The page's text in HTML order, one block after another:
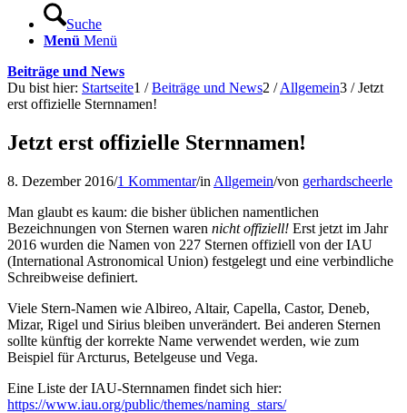
Suche
Menü Menü
Beiträge und News
Du bist hier: Startseite1 / Beiträge und News2 / Allgemein3 / Jetzt
erst offizielle Sternnamen!
Jetzt erst offizielle Sternnamen!
8. Dezember 2016/1 Kommentar/in Allgemein/von gerhardscheerle
Man glaubt es kaum: die bisher üblichen namentlichen
Bezeichnungen von Sternen waren nicht offiziell! Erst jetzt im Jahr
2016 wurden die Namen von 227 Sternen offiziell von der IAU
(International Astronomical Union) festgelegt und eine verbindliche
Schreibweise definiert.
Viele Stern-Namen wie Albireo, Altair, Capella, Castor, Deneb,
Mizar, Rigel und Sirius bleiben unverändert. Bei anderen Sternen
sollte künftig der korrekte Name verwendet werden, wie zum
Beispiel für Arcturus, Betelgeuse und Vega.
Eine Liste der IAU-Sternnamen findet sich hier:
https://www.iau.org/public/themes/naming_stars/